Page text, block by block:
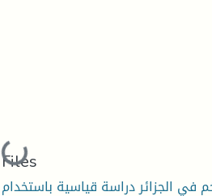
Loading...
Files
في الجزائر دراسة قياسية باستخدام